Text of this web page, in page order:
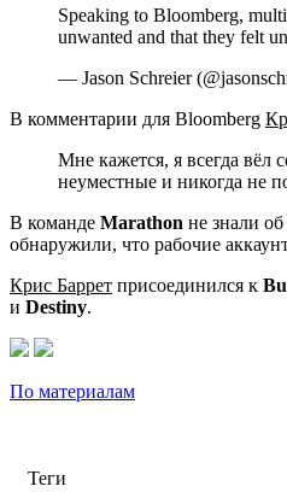
Speaking to Bloomberg,
unwanted and that they felt
— Jason Schreier
В комментарии для Bloomberg
Мне кажется, я всегда вёл
неуместные и никогда не
В команде Marathon не знали об
обнаружили, что рабочие
Крис Баррет присоединился к
и Destiny.
По материалам
Теги